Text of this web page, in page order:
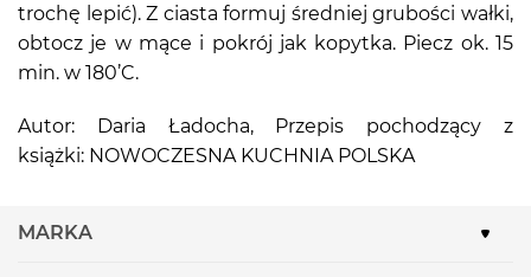
trochę lepić). Z ciasta formuj średniej grubości wałki,
obtocz je w mące i pokrój jak kopytka. Piecz ok. 15
min. w 180’C.
Autor: Daria Ładocha, Przepis pochodzący z
książki: NOWOCZESNA KUCHNIA POLSKA
MARKA